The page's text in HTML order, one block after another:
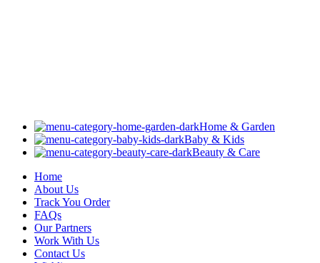
Home & Garden
Baby & Kids
Beauty & Care
Home
About Us
Track You Order
FAQs
Our Partners
Work With Us
Contact Us